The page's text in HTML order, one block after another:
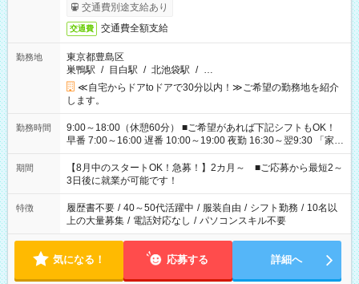
交通費別途支給あり
交通費 交通費全額支給
勤務地
東京都豊島区
巣鴨駅 / 目白駅 / 北池袋駅 / …
≪自宅からドアtoドアで30分以内！≫ご希望の勤務地を紹介
します。
勤務時間
9:00～18:00（休憩60分） ■ご希望があれば下記シフトもOK！
早番 7:00～16:00 遅番 10:00～19:00 夜勤 16:30～翌9:30 「家族
と休みを合わせたい」 「余裕を持って夕飯の準備がしたい」
「できれば残業はしたくない」 など、ご希望を教えてください
ね。 ※Wワーク希望の方へ 今ご覧のお仕事で希望する勤務時間
と、もう1つのお仕事の勤務時間。 合計で週40時間を超える場
合は応募できません。
期間
【8月中のスタートOK！急募！】2カ月～ ■ご応募から最短2～
3日後に就業が可能です！
特徴 履歴書不要 / 40～50代活躍中 / 服装自由 / シフト勤務 / 10名以
上の大量募集 / 電話対応なし / パソコンスキル不要
気になる！ 応募する 詳細へ